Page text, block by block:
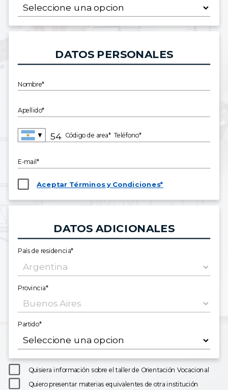
DATOS PERSONALES
Nombre*
Apellido*
▼ Código de area* Teléfono*
E-mail*
Aceptar Términos y Condiciones*
DATOS ADICIONALES
País de residencia*
Provincia*
Partido*
Quisiera información sobre el taller de Orientación Vocacional
Quiero presentar materias equivalentes de otra institución